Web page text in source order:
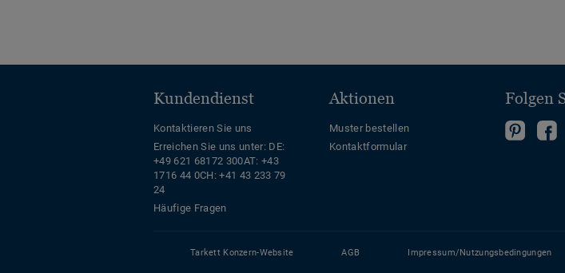
Kundendienst
Kontaktieren Sie uns
Erreichen Sie uns unter: DE:
+49 621 68172 300AT: +43
1716 44 0CH: +41 43 233 79
24
Häufige Fragen
Aktionen
Muster bestellen
Kontaktformular
Folgen
Tarkett Konzern-Website AGB Impressum/Nutzungsbedingungen